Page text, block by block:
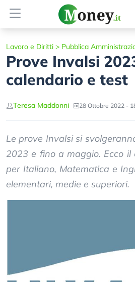
Lavoro e Diritti > Pubblica
Prove Invalsi
calendario e test
Teresa Maddonni 28 Ottobre 2022 -
Le prove Invalsi si
2023 e fino a maggio. Ecco il
per Italiano, Matematica e
elementari, medie e superiori.